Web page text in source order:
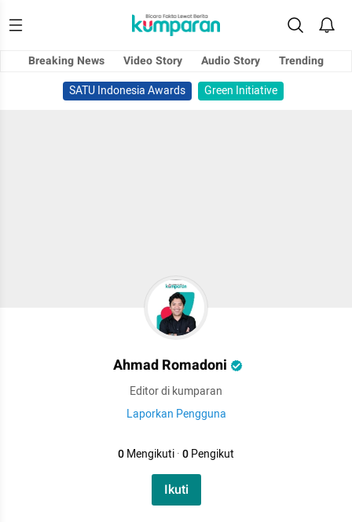
Breaking News Video Story Audio Story
Trending
SATU Indonesia Awards
Green Initiative
Ahmad Romadoni
Editor di kumparan
Laporkan Pengguna
0Mengikuti·0Pengikut
Ikuti